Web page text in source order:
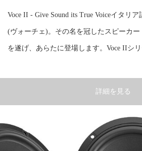
Voce II - Give Sound its True Voiceイタリ
(ヴォーチェ)。その名を冠したスピーカ
を遂げ、あらたに登場します。Voce IIシ
詳細を見る